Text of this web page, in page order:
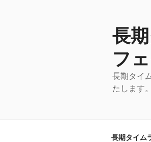
長
フ
長期タイ
たします。
長期タイム